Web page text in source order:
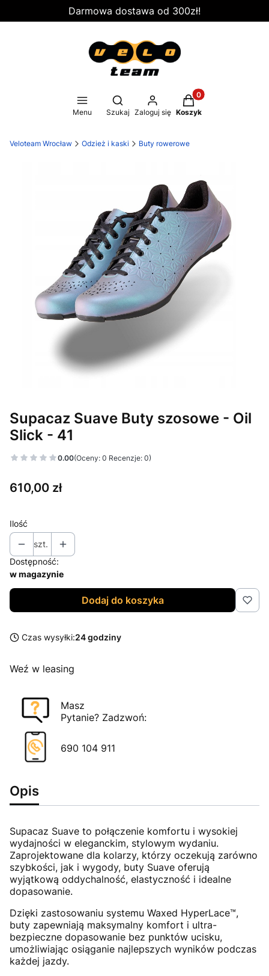
Darmowa dostawa od 300zł!
Menu
Otwórz wyszukiwarkę
Szukaj Zaloguj się
Produkty w
Koszyk
Veloteam Wrocław Odzież i kaski Buty rowerowe
Supacaz Suave Buty szosowe - Oil
Slick - 41
0.00(Oceny: 0 Recenzje: 0)
Cena
610,00 zł
Ilość
szt.
Dostępność:
w magazynie
Dodaj do koszyka
Czas wysyłki:24 godziny
Weź w leasing
Masz
Pytanie? Zadzwoń:
690 104 911
Opis
Supacaz Suave to połączenie komfortu i wysokiej
wydajności w eleganckim, stylowym wydaniu.
Zaprojektowane dla kolarzy, którzy oczekują zarówno
szybkości, jak i wygody, buty Suave oferują
wyjątkową oddychalność, elastyczność i idealne
dopasowanie.
Dzięki zastosowaniu systemu Waxed HyperLace™,
buty zapewniają maksymalny komfort i ultra-
bezpieczne dopasowanie bez punktów ucisku,
umożliwiając osiąganie najlepszych wyników podczas
każdej jazdy.